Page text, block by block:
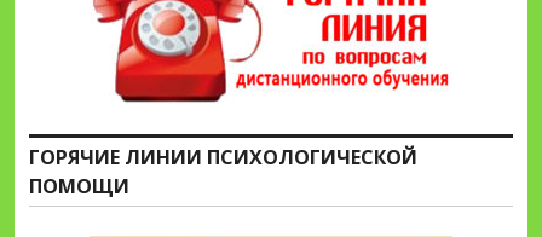
ГОРЯЧИЕ ЛИНИИ ПСИХОЛОГИЧЕСКОЙ
ПОМОЩИ